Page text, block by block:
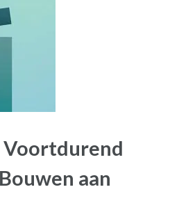
Voortdurend
aan